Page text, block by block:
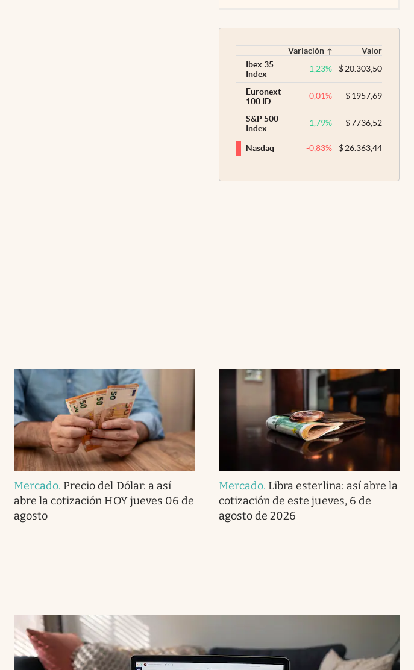
Variación
Valor
Ibex 35
Index
1,23% $20.303,50
Euronext
100 ID
-0,01% $1957,69
S&P 500
Index
1,79% $7736,52
Nasdaq -0,83% $26.363,44
Mercado. Precio del Dólar: a así
abre la cotización HOY jueves 06 de
agosto
Mercado. Libra esterlina: así abre la
cotización de este jueves, 6 de
agosto de 2026